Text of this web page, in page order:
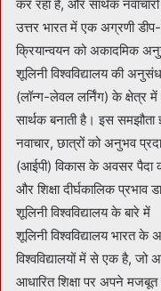
कर रहा है, और सार्थक
उत्तर भारत में एक अग्रणी
क्रियान्वयन को अकादमिक
शूलिनी विश्वविद्यालय की
(लॉन्ग-लेवल लर्निंग) के क्षेत्र
सार्थक बनाती है। इस समझौता
नवाचार, छात्रों को अनुभव
(आईपी) विकास के अवसर पैदा
और शिक्षा दीर्घकालिक
शूलिनी विश्वविद्यालय के बारे में
शूलिनी विश्वविद्यालय भारत
विश्वविद्यालयों में से एक है, जो
आधारित शिक्षा पर अपने